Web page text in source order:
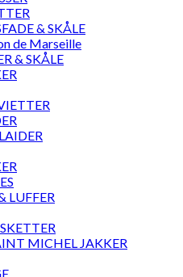
& SKÅLE
de Marseille
& SKÅLE
LUFFER
MICHEL JAKKER